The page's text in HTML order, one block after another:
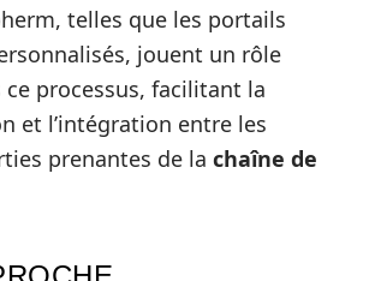
telles que les portails
jouent un rôle
ce processus, facilitant la
et l’intégration entre les
prenantes de la chaîne de